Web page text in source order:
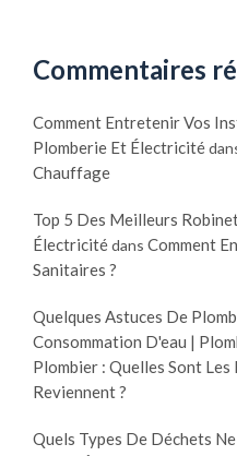
Commentaires
Comment Entretenir Vos
Plomberie Et Électricité
Chauffage
Top 5 Des Meilleurs
Électricitédans Comment
Sanitaires ?
Quelques Astuces De
Consommation D'eau |
Plombier : Quelles Sont
Reviennent ?
Quels Types De Déchets